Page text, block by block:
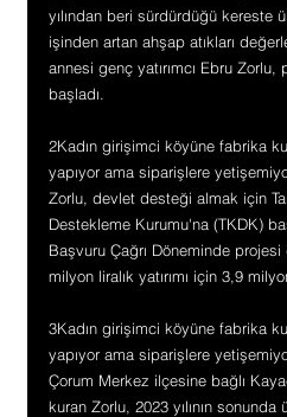
yılından beri sürdürdüğü kereste
işinden artan ahşap atıkları
annesi genç yatırımcı Ebru
başladı.
2Kadın girişimci köyüne fabrika
yapıyor ama siparişlere
Zorlu, devlet desteği almak için
Destekleme Kurumu'na (TKDK)
Başvuru Çağrı Döneminde
milyon liralık yatırımı için 3,9
3Kadın girişimci köyüne fabrika
yapıyor ama siparişlere
Çorum Merkez ilçesine bağlı
kuran Zorlu, 2023 yılının sonunda